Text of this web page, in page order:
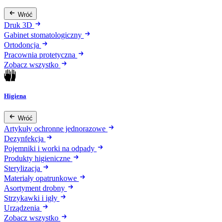
Wróć
Druk 3D
Gabinet stomatologiczny
Ortodoncja
Pracownia protetyczna
Zobacz wszystko
Higiena
Wróć
Artykuły ochronne jednorazowe
Dezynfekcja
Pojemniki i worki na odpady
Produkty higieniczne
Sterylizacja
Materiały opatrunkowe
Asortyment drobny
Strzykawki i igły
Urządzenia
Zobacz wszystko